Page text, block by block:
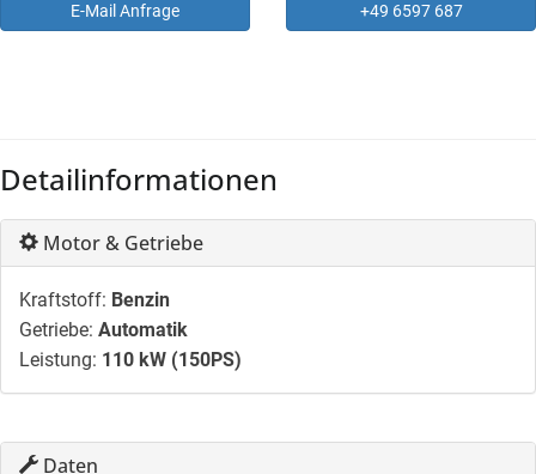
E-Mail Anfrage +49 6597 687
Detailinformationen
Motor & Getriebe
Kraftstoff: Benzin
Getriebe: Automatik
Leistung: 110 kW (150PS)
Daten